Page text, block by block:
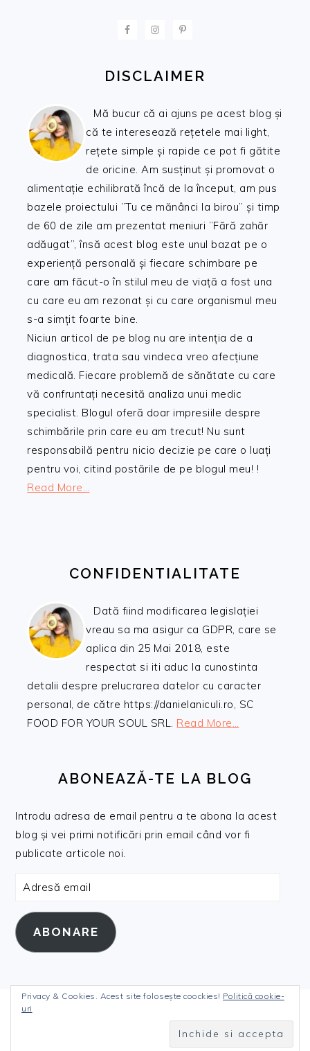
DISCLAIMER
Mă bucur că ai ajuns pe acest blog și
că te interesează rețetele mai light,
rețete simple și rapide ce pot fi gătite
de oricine. Am susținut și promovat o
alimentație echilibrată încă de la început, am pus
bazele proiectului ”Tu ce mănânci la birou” și timp
de 60 de zile am prezentat meniuri ”Fără zahăr
adăugat”, însă acest blog este unul bazat pe o
experiență personală și fiecare schimbare pe
care am făcut-o în stilul meu de viață a fost una
cu care eu am rezonat și cu care organismul meu
s-a simțit foarte bine.
Niciun articol de pe blog nu are intenția de a
diagnostica, trata sau vindeca vreo afecțiune
medicală. Fiecare problemă de sănătate cu care
vă confruntați necesită analiza unui medic
specialist. Blogul oferă doar impresiile despre
schimbările prin care eu am trecut! Nu sunt
responsabilă pentru nicio decizie pe care o luați
pentru voi, citind postările de pe blogul meu! !
Read More…
CONFIDENTIALITATE
Dată fiind modificarea legislației
vreau sa ma asigur ca GDPR, care se
aplica din 25 Mai 2018, este
respectat si iti aduc la cunostinta
detalii despre prelucrarea datelor cu caracter
personal, de către https://danielaniculi.ro, SC
FOOD FOR YOUR SOUL SRL. Read More…
ABONEAZĂ-TE LA BLOG
Introdu adresa de email pentru a te abona la acest
blog și vei primi notificări prin email când vor fi
publicate articole noi.
Adresă
ABONARE
COPYRIGHT © 2026 DANIELANICULI.RO ON THE
FOODIE PRO THEME
Privacy & Cookies. Acest site folosește coockies! Politică cookie-
uri